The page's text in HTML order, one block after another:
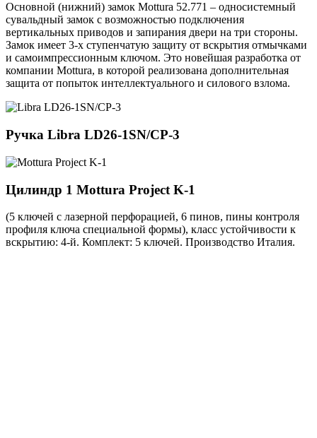
Основной (нижний) замок Mottura 52.771 – односистемный
сувальдный замок с возможностью подключения
вертикальных приводов и запирания двери на три стороны.
Замок имеет 3-х ступенчатую защиту от вскрытия отмычками
и самоимпрессионным ключом. Это новейшая разработка от
компании Mottura, в которой реализована дополнительная
защита от попыток интеллектуального и силового взлома.
Ручка Libra LD26-1SN/CP-3
Цилиндр 1 Mottura Project K-1
(5 ключей с лазерной перфорацией, 6 пинов, пины контроля
профиля ключа специальной формы), класс устойчивости к
вскрытию: 4-й. Комплект: 5 ключей. Производство Италия.